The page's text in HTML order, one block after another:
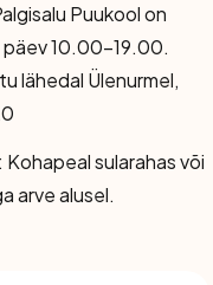
Puukool on
päev 10.00-19.00.
lähedal Ülenurmel,
Kohapeal sularahas või
arve alusel.